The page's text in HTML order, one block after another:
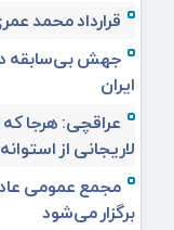
قرارداد محمد
جهش بی‌سابقه
ایران
عراقچی: هرجا که
لاریجانی از
برگزار می‌شود